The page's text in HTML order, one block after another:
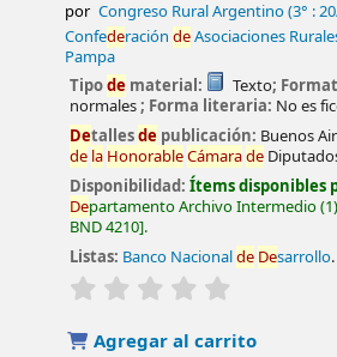
por Congreso Rural Argentino(3° :
ConfederacióndeAsociaciones
Pampa
Tipode material: Texto;
normales; Forma literaria: No es
Detallesde publicación: Buenos
de la HonorableCámarade
Disponibilidad:Ítems disponibles
Departamento Archivo Intermedio(1)
BND 4210 .
Listas: Banco Nacionalde Desarrollo.
valoración
Agregar al carrito